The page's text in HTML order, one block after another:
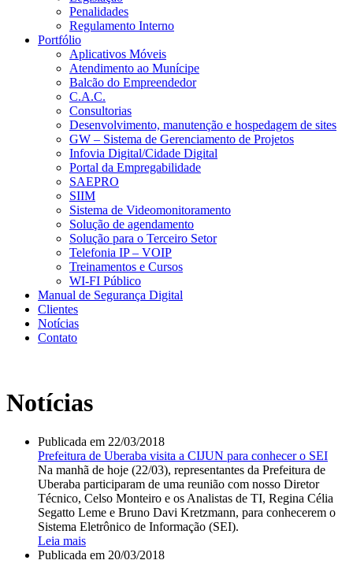
Penalidades
Regulamento Interno
Portfólio
Aplicativos Móveis
Atendimento ao Munícipe
Balcão do Empreendedor
C.A.C.
Consultorias
Desenvolvimento, manutenção e hospedagem de sites
GW – Sistema de Gerenciamento de Projetos
Infovia Digital/Cidade Digital
Portal da Empregabilidade
SAEPRO
SIIM
Sistema de Videomonitoramento
Solução de agendamento
Solução para o Terceiro Setor
Telefonia IP – VOIP
Treinamentos e Cursos
WI-FI Público
Manual de Segurança Digital
Clientes
Notícias
Contato
Notícias
Publicada em 22/03/2018
Prefeitura de Uberaba visita a CIJUN para conhecer o SEI
Na manhã de hoje (22/03), representantes da Prefeitura de
Uberaba participaram de uma reunião com nosso Diretor
Técnico, Celso Monteiro e os Analistas de TI, Regina Célia
Segatto Leme e Bruno Davi Kretzmann, para conhecerem o
Sistema Eletrônico de Informação (SEI).
Leia mais
Publicada em 20/03/2018